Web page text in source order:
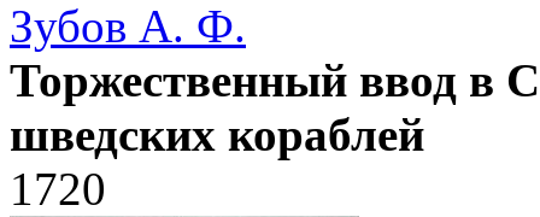
Зубов А. Ф.
Торжественный ввод в
шведских кораблей
1720